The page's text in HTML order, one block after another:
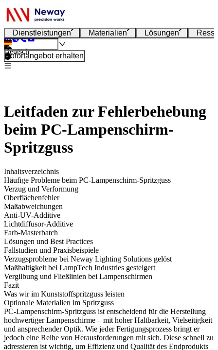
Dienstleistungen Materialien Lösungen
Deutsch
Sofortangebot erhalten
Leitfaden zur Fehlerbehebung
beim PC-Lampenschirm-
Spritzguss
Inhaltsverzeichnis
Häufige Probleme beim PC-Lampenschirm-Spritzguss
Verzug und Verformung
Oberflächenfehler
Maßabweichungen
Anti-UV-Additive
Lichtdiffusor-Additive
Farb-Masterbatch
Lösungen und Best Practices
Fallstudien und Praxisbeispiele
Verzugsprobleme bei Neway Lighting Solutions gelöst
Maßhaltigkeit bei LampTech Industries gesteigert
Vergilbung und Fließlinien bei Lampenschirmen
Fazit
Was wir im Kunststoffspritzguss leisten
Optionale Materialien im Spritzguss
PC-Lampenschirm-Spritzguss ist entscheidend für die Herstellung
hochwertiger Lampenschirme – mit hoher Haltbarkeit, Vielseitigkeit
und ansprechender Optik. Wie jeder Fertigungsprozess bringt er
jedoch eine Reihe von Herausforderungen mit sich. Diese schnell zu
adressieren ist wichtig, um Effizienz und Qualität des Endprodukts